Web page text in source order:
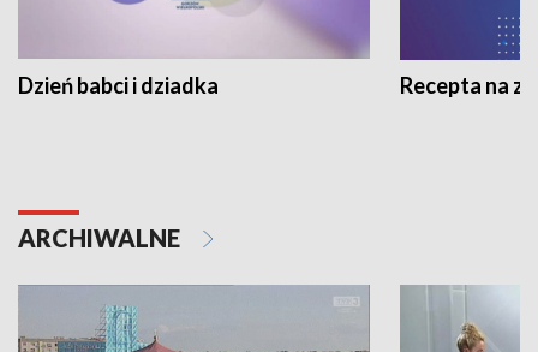
Dzień babci i dziadka Recepta na
ARCHIWALNE